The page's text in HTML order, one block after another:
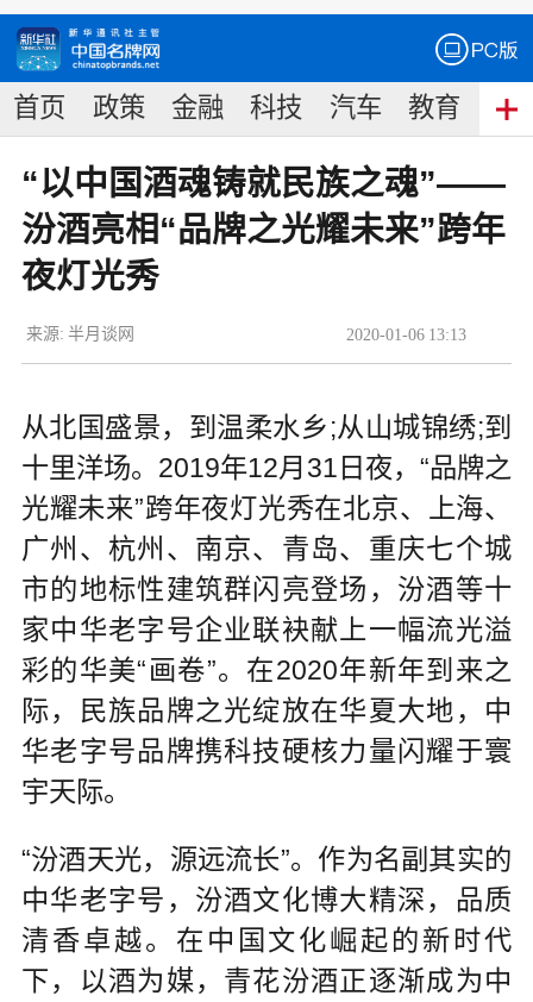
首页 政策 金融 科技 汽车 教育 食
“以中国酒魂铸就民族之魂”——
汾酒亮相“品牌之光耀未来”跨年
夜灯光秀
2020-01-06 13:13
来源: 半月谈网
从北国盛景，到温柔水乡;从山城锦绣;到
十里洋场。2019年12月31日夜，“品牌之
光耀未来”跨年夜灯光秀在北京、上海、
广州、杭州、南京、青岛、重庆七个城
市的地标性建筑群闪亮登场，汾酒等十
家中华老字号企业联袂献上一幅流光溢
彩的华美“画卷”。在2020年新年到来之
际，民族品牌之光绽放在华夏大地，中
华老字号品牌携科技硬核力量闪耀于寰
宇天际。
“汾酒天光，源远流长”。作为名副其实的
中华老字号，汾酒文化博大精深，品质
清香卓越。在中国文化崛起的新时代
下，以酒为媒，青花汾酒正逐渐成为中